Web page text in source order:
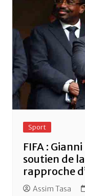
Sport
FIFA :
soutien de
rapproche
Assim Tasa